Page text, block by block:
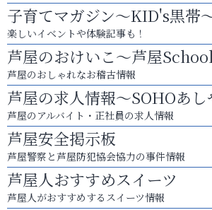
子育てマガジン～KID's黒帯
楽しいイベントや体験記事も！
芦屋のおけいこ～芦屋
芦屋のおしゃれなお稽古情報
芦屋の求人情報～SOHOあし
芦屋のアルバイト・正社員の求人情報
芦屋安全掲示板
芦屋警察と芦屋防犯協会協力の事件情報
芦屋人おすすめスイーツ
芦屋人がおすすめするスイーツ情報